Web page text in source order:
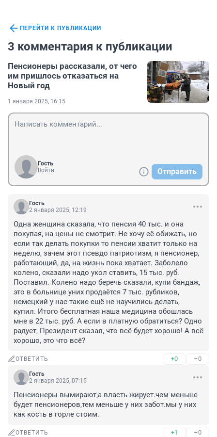
ПЕРЕЙТИ К ПУБЛИКАЦИИ
3 комментария к публикации
Пенсионеры рассказали, от чего
им пришлось отказаться на
Новый год
1 января 2025, 16:15
Гость
Войти
Отправить
Гость
2 января 2025, 12:19
Одна женщина сказала, что пенсия 40 тыс. и она
покупая, на цены не смотрит. Не хочу её обижать, но
если так делать покупки то пенсии хватит только на
неделю, зачем этот псевдо патриотизм, я пенсионер,
работающий, да, на жизнь пока хватает. Заболело
колено, сказали надо укол ставить, 15 тыс. руб.
Поставил. Колено надо беречь сказали, купи бандаж,
это в больнице уних продаётся 7 тыс. рубликов,
немецкий у нас такие ещё не научились делать,
купил. Итого бесплатная наша медицина обошлась
мне в 22 тыс. руб. А если в платную обратиться? Одно
радует, Президент сказал, что всё будет хорошо! А всё
хорошо, это что всё?
ОТВЕТИТЬ +0 –0
Гость
2 января 2025, 07:15
Пенсионеры вымирают,а власть жирует.чем меньше
будет пенсионеров,тем меньше у них забот.мы у них
как кость в горле стоим.
ОТВЕТИТЬ +1 –0